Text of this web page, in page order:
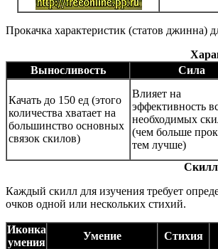
Прокачка характеристик (статов джинна)
Выносливость
Сила
Качать до 150 ед (этого
количества хватает на
большинство основных
связок скилов)
Влияет на
эффективность
необходимых
(чем больше
тем лучше)
Каждый скилл для изучения требует
очков одной или нескольких стихий.
Иконка
умения
Умение Стихия